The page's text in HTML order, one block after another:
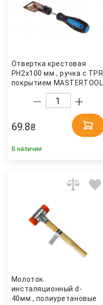
Отвертка крестовая
PH2x100 мм., ручка с TPR
покрытием MASTERTOOL
69.8₴
В наличии
Молоток
инсталяционный d-
40мм., полиуретановые